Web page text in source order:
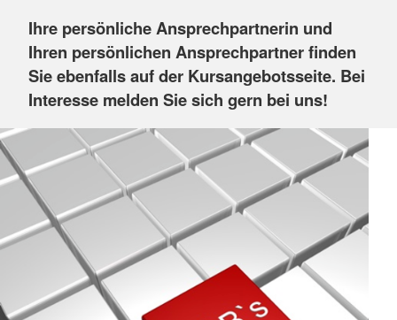
Ihre persönliche Ansprechpartnerin und
Ihren persönlichen Ansprechpartner finden
Sie ebenfalls auf der Kursangebotsseite. Bei
Interesse melden Sie sich gern bei uns!